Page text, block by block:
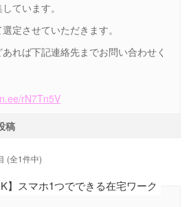
ています。
定させていただきます。
れば下記連絡先までお問い合わせく
rN7Tn5V
稿
(全1件中)
】スマホ1つでできる在宅ワーク